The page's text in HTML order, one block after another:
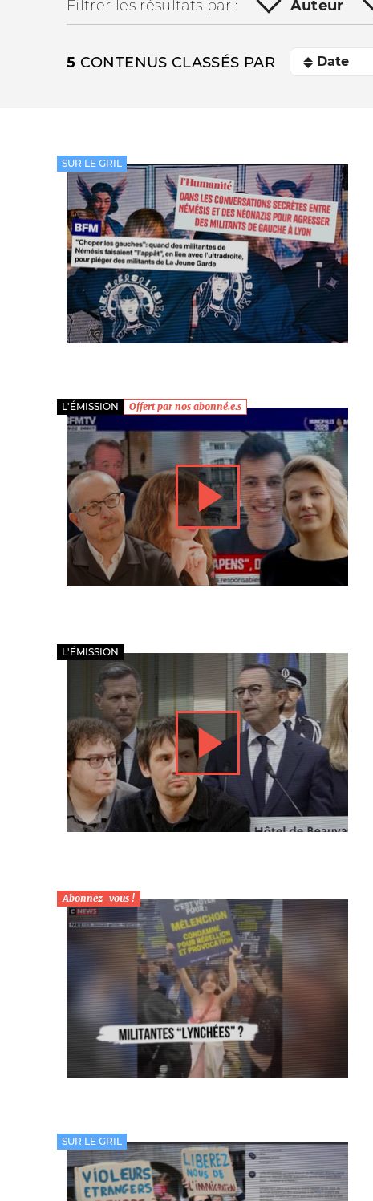
La vie du site
Filtrer les résultats par : Auteur
5 CONTENUS CLASSÉS PAR
SUR LE GRIL
L'ÉMISSION Offert par nos abonné.e.s
L'ÉMISSION
Abonnez-vous !
SUR LE GRIL